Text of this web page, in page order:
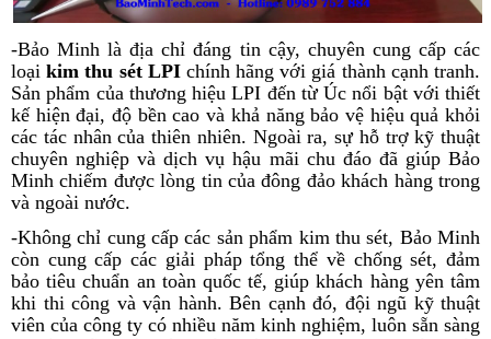
-Bảo Minh là địa chỉ đáng tin cậy, chuyên cung cấp các
loạikim thu sét LPIchính hãng với giá thành cạnh tranh.
Sản phẩm của thương hiệu LPI đến từ Úc nổi bật với thiết
kế hiện đại, độ bền cao và khả năng bảo vệ hiệu quả khỏi
các tác nhân của thiên nhiên. Ngoài ra, sự hỗ trợ kỹ thuật
chuyên nghiệp và dịch vụ hậu mãi chu đáo đã giúp Bảo
Minh chiếm được lòng tin của đông đảo khách hàng trong
và ngoài nước.
-Không chỉ cung cấp các sản phẩm kim thu sét, Bảo Minh
còn cung cấp các giải pháp tổng thể về chống sét, đảm
bảo tiêu chuẩn an toàn quốc tế, giúp khách hàng yên tâm
khi thi công và vận hành. Bên cạnh đó, đội ngũ kỹ thuật
viên của công ty có nhiều năm kinh nghiệm, luôn sẵn sàng